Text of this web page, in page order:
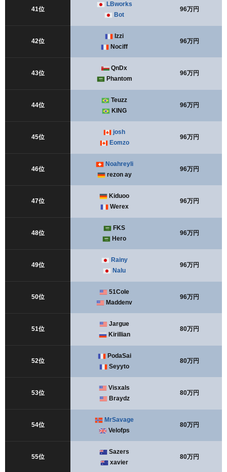
41位
LBworks
Bot
96万円
42位
Izzi
Nociff
96万円
43位
QnDx
Phantom
96万円
44位
Teuzz
KING
96万円
45位
josh
Eomzo
96万円
46位
Noahreyli
rezon ay
96万円
47位
Kiduoo
Werex
96万円
48位
FKS
Hero
96万円
49位
Rainy
Nalu
96万円
50位
51Cole
Maddenv
96万円
51位
Jargue
Kirillian
80万円
52位
PodaSai
Seyyto
80万円
53位
Visxals
Braydz
80万円
54位
MrSavage
Velofps
80万円
55位
Sazers
xavier
80万円